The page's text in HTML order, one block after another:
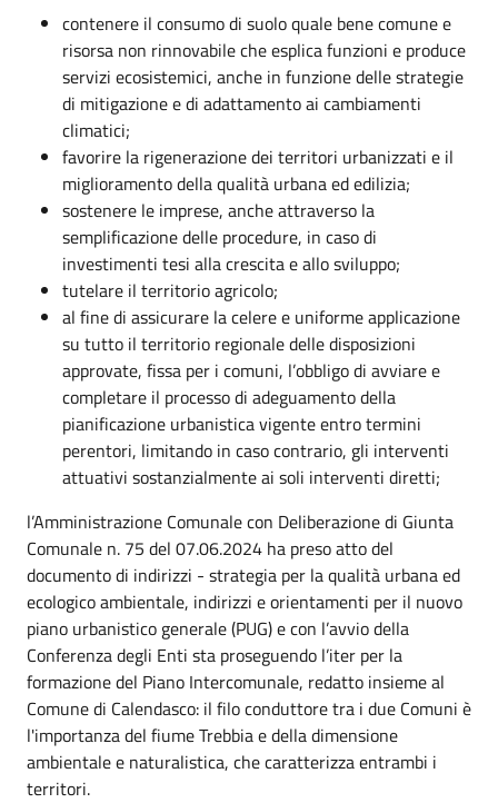
contenere il consumo di suolo quale bene comune e
risorsa non rinnovabile che esplica funzioni e produce
servizi ecosistemici, anche in funzione delle strategie
di mitigazione e di adattamento ai cambiamenti
climatici;
favorire la rigenerazione dei territori urbanizzati e il
miglioramento della qualità urbana ed edilizia;
sostenere le imprese, anche attraverso la
semplificazione delle procedure, in caso di
investimenti tesi alla crescita e allo sviluppo;
tutelare il territorio agricolo;
al fine di assicurare la celere e uniforme applicazione
su tutto il territorio regionale delle disposizioni
approvate, fissa per i comuni, l’obbligo di avviare e
completare il processo di adeguamento della
pianificazione urbanistica vigente entro termini
perentori, limitando in caso contrario, gli interventi
attuativi sostanzialmente ai soli interventi diretti;
l’Amministrazione Comunale con Deliberazione di Giunta
Comunale n. 75 del 07.06.2024 ha preso atto del
documento di indirizzi - strategia per la qualità urbana ed
ecologico ambientale, indirizzi e orientamenti per il nuovo
piano urbanistico generale (PUG) e con l’avvio della
Conferenza degli Enti sta proseguendo l’iter per la
formazione del Piano Intercomunale, redatto insieme al
Comune di Calendasco: il filo conduttore tra i due Comuni è
l'importanza del fiume Trebbia e della dimensione
ambientale e naturalistica, che caratterizza entrambi i
territori.